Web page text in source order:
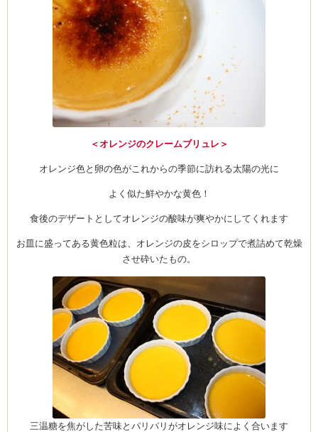
＜オレンジのクレームブリュレ＞
オレンジ色と卵の色がこれからの季節に訪れる太陽の光に
よく似た鮮やかな黄色！
食後のデザートとしてオレンジの酸味が爽やかにしてくれます
お皿に盛ってある黄色粒は、オレンジの皮をシロップで煮詰めて乾燥
させ砕いたもの。
三温糖を焦がした苦味とパリパリがオレンジ味によく合います